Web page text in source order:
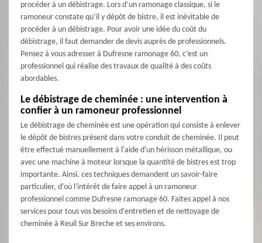
procéder à un débistrage. Lors d’un ramonage classique, si le
ramoneur constate qu’il y dépôt de bistre, il est inévitable de
procéder à un débistrage. Pour avoir une idée du coût du
débistrage, il faut demander de devis auprès de professionnels.
Pensez à vous adresser à Dufresne ramonage 60, c’est un
professionnel qui réalise des travaux de qualité à des coûts
abordables.
Le débistrage de cheminée : une intervention à
confier à un ramoneur professionnel
Le débistrage de cheminée est une opération qui consiste à enlever
le dépôt de bistres présent dans votre conduit de cheminée. Il peut
être effectué manuellement à l'aide d'un hérisson métallique, ou
avec une machine à moteur lorsque la quantité de bistres est trop
importante. Ainsi, ces techniques demandent un savoir-faire
particulier, d'où l'intérêt de faire appel à un ramoneur
professionnel comme Dufresne ramonage 60. Faites appel à nos
services pour tous vos besoins d'entretien et de nettoyage de
cheminée à Reuil Sur Breche et ses environs.